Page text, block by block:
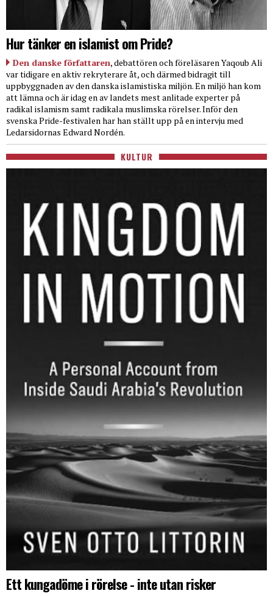
Hur tänker en islamist om Pride?
Den danske författaren, debattören och föreläsaren Yaqoub Ali
var tidigare en aktiv rekryterare åt, och därmed bidragit till
uppbyggnaden av den danska islamistiska miljön. En miljö han kom
att lämna och är idag en av landets mest anlitade experter på
radikal islamism samt radikala muslimska rörelser. Inför den
svenska Pride-festivalen har han ställt upp på en intervju med
Ledarsidornas Edward Nordén.
KULTUR
Ett kungadöme i rörelse - inte utan risker